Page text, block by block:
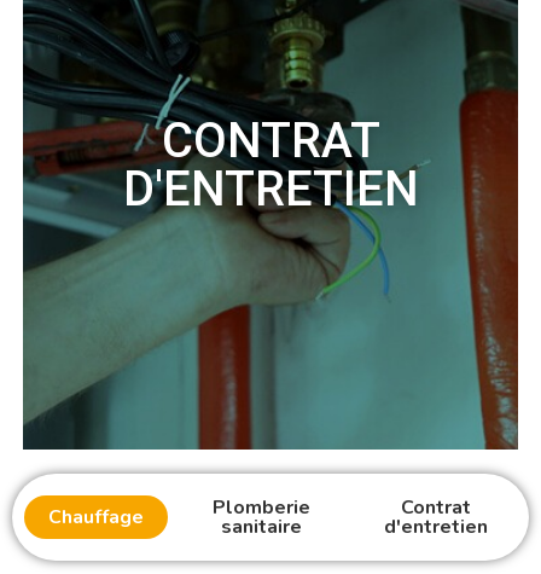
CONTRAT
D'ENTRETIEN
Chauffage Plomberie
sanitaire
Contrat
d'entretien